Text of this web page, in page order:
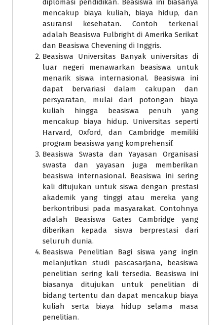
diplomasi pendidikan. Beasiswa ini biasanya
mencakup biaya kuliah, biaya hidup, dan
asuransi kesehatan. Contoh terkenal
adalah Beasiswa Fulbright di Amerika Serikat
dan Beasiswa Chevening di Inggris.
Beasiswa Universitas Banyak universitas di
luar negeri menawarkan beasiswa untuk
menarik siswa internasional. Beasiswa ini
dapat bervariasi dalam cakupan dan
persyaratan, mulai dari potongan biaya
kuliah hingga beasiswa penuh yang
mencakup biaya hidup. Universitas seperti
Harvard, Oxford, dan Cambridge memiliki
program beasiswa yang komprehensif.
Beasiswa Swasta dan Yayasan Organisasi
swasta dan yayasan juga memberikan
beasiswa internasional. Beasiswa ini sering
kali ditujukan untuk siswa dengan prestasi
akademik yang tinggi atau mereka yang
berkontribusi pada masyarakat. Contohnya
adalah Beasiswa Gates Cambridge yang
diberikan kepada siswa berprestasi dari
seluruh dunia.
Beasiswa Penelitian Bagi siswa yang ingin
melanjutkan studi pascasarjana, beasiswa
penelitian sering kali tersedia. Beasiswa ini
biasanya ditujukan untuk penelitian di
bidang tertentu dan dapat mencakup biaya
kuliah serta biaya hidup selama masa
penelitian.